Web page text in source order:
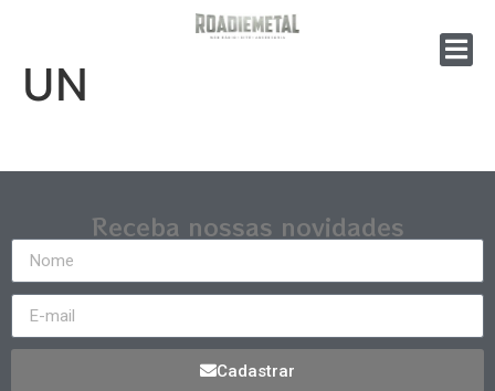
UN
Receba nossas novidades
Cadastrar